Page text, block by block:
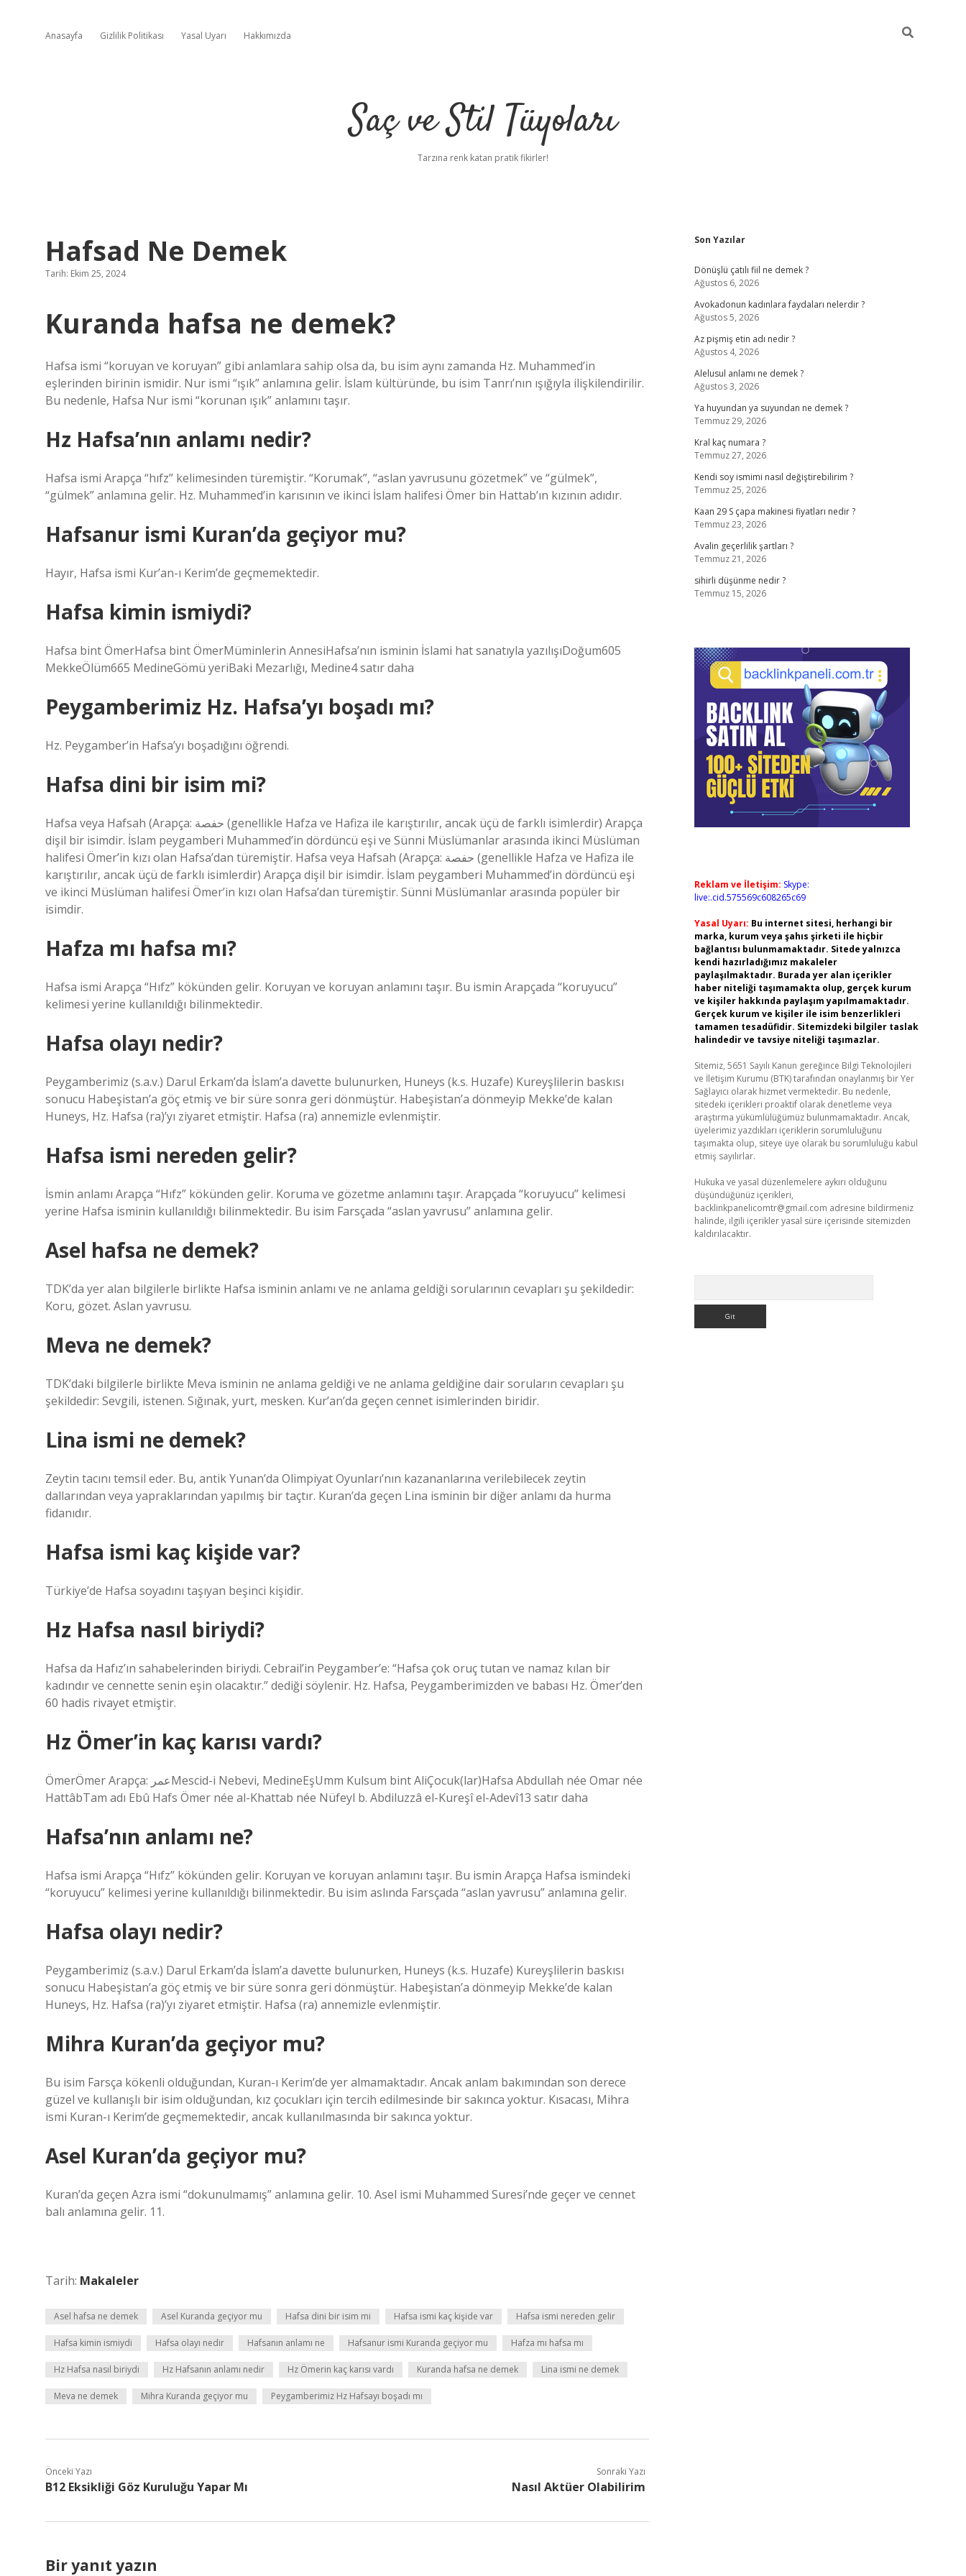
Anasayfa Gizlilik Politikası Yasal Uyarı Hakkımızda
Saç ve Stil Tüyoları
Tarzına renk katan pratik fikirler!
Hafsad Ne Demek
Tarih: Ekim 25, 2024
Kuranda hafsa ne demek?
Hafsa ismi “koruyan ve koruyan” gibi anlamlara sahip olsa da, bu isim aynı zamanda Hz. Muhammed’in
eşlerinden birinin ismidir. Nur ismi “ışık” anlamına gelir. İslam kültüründe, bu isim Tanrı’nın ışığıyla ilişkilendirilir.
Bu nedenle, Hafsa Nur ismi “korunan ışık” anlamını taşır.
Hz Hafsa’nın anlamı nedir?
Hafsa ismi Arapça “hıfz” kelimesinden türemiştir. “Korumak”, “aslan yavrusunu gözetmek” ve “gülmek”,
“gülmek” anlamına gelir. Hz. Muhammed’in karısının ve ikinci İslam halifesi Ömer bin Hattab’ın kızının adıdır.
Hafsanur ismi Kuran’da geçiyor mu?
Hayır, Hafsa ismi Kur’an-ı Kerim’de geçmemektedir.
Hafsa kimin ismiydi?
Hafsa bint ÖmerHafsa bint ÖmerMüminlerin AnnesiHafsa’nın isminin İslami hat sanatıyla yazılışıDoğum605
MekkeÖlüm665 MedineGömü yeriBaki Mezarlığı, Medine4 satır daha
Peygamberimiz Hz. Hafsa’yı boşadı mı?
Hz. Peygamber’in Hafsa’yı boşadığını öğrendi.
Hafsa dini bir isim mi?
Hafsa veya Hafsah (Arapça: حفصة‎ (genellikle Hafza ve Hafiza ile karıştırılır, ancak üçü de farklı isimlerdir) Arapça
dişil bir isimdir. İslam peygamberi Muhammed’in dördüncü eşi ve Sünni Müslümanlar arasında ikinci Müslüman
halifesi Ömer’in kızı olan Hafsa’dan türemiştir. Hafsa veya Hafsah (Arapça: حفصة‎ (genellikle Hafza ve Hafiza ile
karıştırılır, ancak üçü de farklı isimlerdir) Arapça dişil bir isimdir. İslam peygamberi Muhammed’in dördüncü eşi
ve ikinci Müslüman halifesi Ömer’in kızı olan Hafsa’dan türemiştir. Sünni Müslümanlar arasında popüler bir
isimdir.
Hafza mı hafsa mı?
Hafsa ismi Arapça “Hıfz” kökünden gelir. Koruyan ve koruyan anlamını taşır. Bu ismin Arapçada “koruyucu”
kelimesi yerine kullanıldığı bilinmektedir.
Hafsa olayı nedir?
Peygamberimiz (s.a.v.) Darul Erkam’da İslam’a davette bulunurken, Huneys (k.s. Huzafe) Kureyşlilerin baskısı
sonucu Habeşistan’a göç etmiş ve bir süre sonra geri dönmüştür. Habeşistan’a dönmeyip Mekke’de kalan
Huneys, Hz. Hafsa (ra)’yı ziyaret etmiştir. Hafsa (ra) annemizle evlenmiştir.
Hafsa ismi nereden gelir?
İsmin anlamı Arapça “Hıfz” kökünden gelir. Koruma ve gözetme anlamını taşır. Arapçada “koruyucu” kelimesi
yerine Hafsa isminin kullanıldığı bilinmektedir. Bu isim Farsçada “aslan yavrusu” anlamına gelir.
Asel hafsa ne demek?
TDK’da yer alan bilgilerle birlikte Hafsa isminin anlamı ve ne anlama geldiği sorularının cevapları şu şekildedir:
Koru, gözet. Aslan yavrusu.
Meva ne demek?
TDK’daki bilgilerle birlikte Meva isminin ne anlama geldiği ve ne anlama geldiğine dair soruların cevapları şu
şekildedir: Sevgili, istenen. Sığınak, yurt, mesken. Kur’an’da geçen cennet isimlerinden biridir.
Lina ismi ne demek?
Zeytin tacını temsil eder. Bu, antik Yunan’da Olimpiyat Oyunları’nın kazananlarına verilebilecek zeytin
dallarından veya yapraklarından yapılmış bir taçtır. Kuran’da geçen Lina isminin bir diğer anlamı da hurma
fidanıdır.
Hafsa ismi kaç kişide var?
Türkiye’de Hafsa soyadını taşıyan beşinci kişidir.
Hz Hafsa nasıl biriydi?
Hafsa da Hafız’ın sahabelerinden biriydi. Cebrail’in Peygamber’e: “Hafsa çok oruç tutan ve namaz kılan bir
kadındır ve cennette senin eşin olacaktır.” dediği söylenir. Hz. Hafsa, Peygamberimizden ve babası Hz. Ömer’den
60 hadis rivayet etmiştir.
Hz Ömer’in kaç karısı vardı?
ÖmerÖmer Arapça: عمرMescid-i Nebevi, MedineEşUmm Kulsum bint AliÇocuk(lar)Hafsa Abdullah née Omar née
HattâbTam adı Ebû Hafs Ömer née al-Khattab née Nüfeyl b. Abdiluzzâ el-Kureşî el-Adevî13 satır daha
Hafsa’nın anlamı ne?
Hafsa ismi Arapça “Hıfz” kökünden gelir. Koruyan ve koruyan anlamını taşır. Bu ismin Arapça Hafsa ismindeki
“koruyucu” kelimesi yerine kullanıldığı bilinmektedir. Bu isim aslında Farsçada “aslan yavrusu” anlamına gelir.
Hafsa olayı nedir?
Peygamberimiz (s.a.v.) Darul Erkam’da İslam’a davette bulunurken, Huneys (k.s. Huzafe) Kureyşlilerin baskısı
sonucu Habeşistan’a göç etmiş ve bir süre sonra geri dönmüştür. Habeşistan’a dönmeyip Mekke’de kalan
Huneys, Hz. Hafsa (ra)’yı ziyaret etmiştir. Hafsa (ra) annemizle evlenmiştir.
Mihra Kuran’da geçiyor mu?
Bu isim Farsça kökenli olduğundan, Kuran-ı Kerim’de yer almamaktadır. Ancak anlam bakımından son derece
güzel ve kullanışlı bir isim olduğundan, kız çocukları için tercih edilmesinde bir sakınca yoktur. Kısacası, Mihra
ismi Kuran-ı Kerim’de geçmemektedir, ancak kullanılmasında bir sakınca yoktur.
Asel Kuran’da geçiyor mu?
Kuran’da geçen Azra ismi “dokunulmamış” anlamına gelir. 10. Asel ismi Muhammed Suresi’nde geçer ve cennet
balı anlamına gelir. 11.
Tarih: Makaleler
Asel hafsa ne demek Asel Kuranda geçiyor mu Hafsa dini bir isim mi Hafsa ismi kaç kişide var Hafsa ismi nereden gelir
Hafsa kimin ismiydi Hafsa olayı nedir Hafsanın anlamı ne Hafsanur ismi Kuranda geçiyor mu Hafza mı hafsa mı
Hz Hafsa nasıl biriydi Hz Hafsanın anlamı nedir Hz Ömerin kaç karısı vardı Kuranda hafsa ne demek Lina ismi ne demek
Meva ne demek Mihra Kuranda geçiyor mu Peygamberimiz Hz Hafsayı boşadı mı
Önceki Yazı
B12 Eksikliği Göz Kuruluğu Yapar Mı
Sonraki Yazı
Nasıl Aktüer Olabilirim
Bir yanıt yazın
Sidebar
Son Yazılar
Dönüşlü çatılı fiil ne demek ?
Ağustos 6, 2026
Avokadonun kadınlara faydaları nelerdir ?
Ağustos 5, 2026
Az pişmiş etin adı nedir ?
Ağustos 4, 2026
Alelusul anlamı ne demek ?
Ağustos 3, 2026
Ya huyundan ya suyundan ne demek ?
Temmuz 29, 2026
Kral kaç numara ?
Temmuz 27, 2026
Kendi soy ismimi nasıl değiştirebilirim ?
Temmuz 25, 2026
Kaan 29 S çapa makinesi fiyatları nedir ?
Temmuz 23, 2026
Avalin geçerlilik şartları ?
Temmuz 21, 2026
sihirli düşünme nedir ?
Temmuz 15, 2026
Reklam ve İletişim: Skype:
live:.cid.575569c608265c69
Yasal Uyarı: Bu internet sitesi, herhangi bir
marka, kurum veya şahıs şirketi ile hiçbir
bağlantısı bulunmamaktadır. Sitede yalnızca
kendi hazırladığımız makaleler
paylaşılmaktadır. Burada yer alan içerikler
haber niteliği taşımamakta olup, gerçek kurum
ve kişiler hakkında paylaşım yapılmamaktadır.
Gerçek kurum ve kişiler ile isim benzerlikleri
tamamen tesadüfidir. Sitemizdeki bilgiler taslak
halindedir ve tavsiye niteliği taşımazlar.
Sitemiz, 5651 Sayılı Kanun gereğince Bilgi Teknolojileri
ve İletişim Kurumu (BTK) tarafından onaylanmış bir Yer
Sağlayıcı olarak hizmet vermektedir. Bu nedenle,
sitedeki içerikleri proaktif olarak denetleme veya
araştırma yükümlülüğümüz bulunmamaktadır. Ancak,
üyelerimiz yazdıkları içeriklerin sorumluluğunu
taşımakta olup, siteye üye olarak bu sorumluluğu kabul
etmiş sayılırlar.
Hukuka ve yasal düzenlemelere aykırı olduğunu
düşündüğünüz içerikleri,
backlinkpanelicomtr@gmail.com adresine bildirmeniz
halinde, ilgili içerikler yasal süre içerisinde sitemizden
kaldırılacaktır.